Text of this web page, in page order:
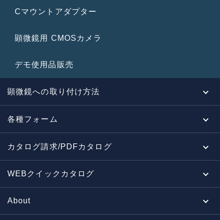
Cマウントアダプター
顕微鏡用 CMOSカメラ
デモ使用品販売
顕微鏡への取り付け方法
各種フォーム
カタログ請求/PDFカタログ
WEBクイックカタログ
About